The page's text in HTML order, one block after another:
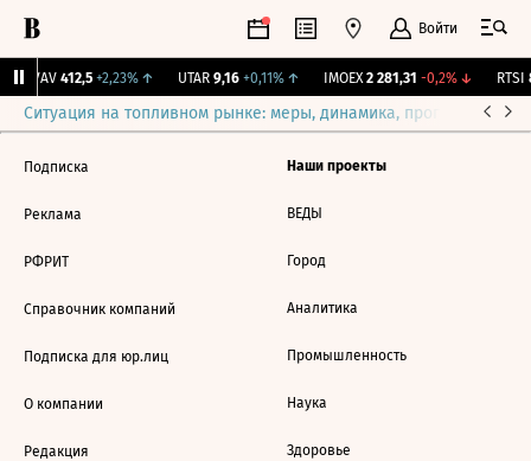
Войти
SVAV 412,5 +2,23%↑ UTAR 9,16 +0,11%↑ IMOEX 2 281,31 -0,2%↓ RTSI
Ситуация на топливном рынке: меры, динамика, прогнозы
Подписка
Реклама
РФРИТ
Справочник компаний
Подписка для юр.лиц
О компании
Редакция
Наши проекты
ВЕДЫ
Город
Аналитика
Промышленность
Наука
Здоровье